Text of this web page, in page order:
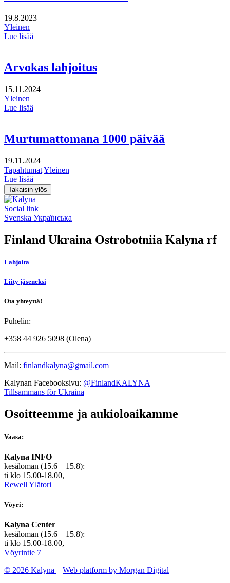
19.8.2023
Yleinen
Lue lisää
Arvokas lahjoitus
15.11.2024
Yleinen
Lue lisää
Murtumattomana 1000 päivää
19.11.2024
TapahtumatYleinen
Lue lisää
Takaisin ylös
Social link
Svenska Українська
Finland Ukraina Ostrobotniia Kalyna rf
Lahjoita
Liity jäseneksi
Ota yhteyttä!
Puhelin:
+358 44 926 5098 (Olena)
Mail: finlandkalyna@gmail.com
Kalynan Facebooksivu: @FinlandKALYNA
Tillsammans för Ukraina
Osoitteemme ja aukioloaikamme
Vaasa:
Kalyna INFO
kesäloman (15.6 – 15.8):
ti klo 15.00-18.00,
Rewell Ylätori
Vöyri:
Kalyna Center
kesäloman (15.6 – 15.8):
ti klo 15.00-18.00,
Vöyrintie 7
© 2026 Kalyna – Web platform by Morgan Digital